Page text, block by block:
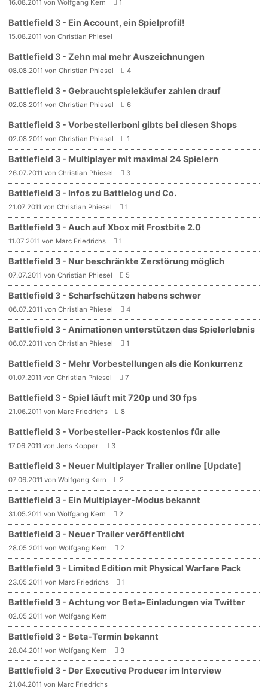
16.08.2011 von Wolfgang Kern 1
Battlefield 3 - Ein Account, ein Spielprofil!
15.08.2011 von Christian Phiesel
Battlefield 3 - Zehn mal mehr Auszeichnungen
08.08.2011 von Christian Phiesel 4
Battlefield 3 - Gebrauchtspielekäufer zahlen drauf
02.08.2011 von Christian Phiesel 6
Battlefield 3 - Vorbestellerboni gibts bei diesen Shops
02.08.2011 von Christian Phiesel 1
Battlefield 3 - Multiplayer mit maximal 24 Spielern
26.07.2011 von Christian Phiesel 3
Battlefield 3 - Infos zu Battlelog und Co.
21.07.2011 von Christian Phiesel 1
Battlefield 3 - Auch auf Xbox mit Frostbite 2.0
11.07.2011 von Marc Friedrichs 1
Battlefield 3 - Nur beschränkte Zerstörung möglich
07.07.2011 von Christian Phiesel 5
Battlefield 3 - Scharfschützen habens schwer
06.07.2011 von Christian Phiesel 4
Battlefield 3 - Animationen unterstützen das Spielerlebnis
06.07.2011 von Christian Phiesel 1
Battlefield 3 - Mehr Vorbestellungen als die Konkurrenz
01.07.2011 von Christian Phiesel 7
Battlefield 3 - Spiel läuft mit 720p und 30 fps
21.06.2011 von Marc Friedrichs 8
Battlefield 3 - Vorbesteller-Pack kostenlos für alle
17.06.2011 von Jens Kopper 3
Battlefield 3 - Neuer Multiplayer Trailer online [Update]
07.06.2011 von Wolfgang Kern 2
Battlefield 3 - Ein Multiplayer-Modus bekannt
31.05.2011 von Wolfgang Kern 2
Battlefield 3 - Neuer Trailer veröffentlicht
28.05.2011 von Wolfgang Kern 2
Battlefield 3 - Limited Edition mit Physical Warfare Pack
23.05.2011 von Marc Friedrichs 1
Battlefield 3 - Achtung vor Beta-Einladungen via Twitter
02.05.2011 von Wolfgang Kern
Battlefield 3 - Beta-Termin bekannt
28.04.2011 von Wolfgang Kern 3
Battlefield 3 - Der Executive Producer im Interview
21.04.2011 von Marc Friedrichs